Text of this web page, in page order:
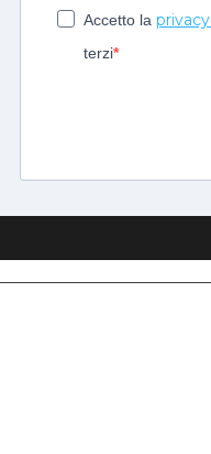
Accetto la
terzi